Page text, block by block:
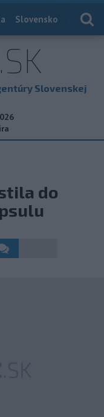
Slovensko
.SK
Slovenskej
do